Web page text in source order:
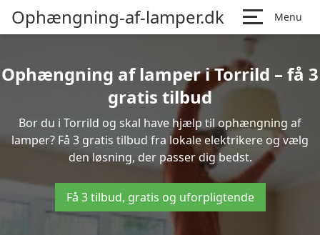
Ophængning-af-lamper.dk Menu
Ophængning af lamper i Torrild – få 3
gratis tilbud
Bor du i Torrild og skal have hjælp til ophængning af
lamper? Få 3 gratis tilbud fra lokale elektrikere og vælg
den løsning, der passer dig bedst.
Få 3 tilbud, gratis og uforpligtende